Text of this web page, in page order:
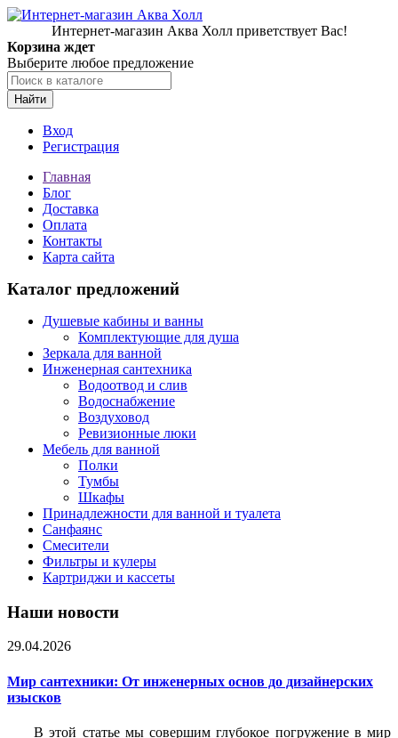
Интернет-магазин Аква Холл приветствует Вас!
Корзина ждет
Выберите любое предложение
Найти
Вход
Регистрация
Главная
Блог
Доставка
Оплата
Контакты
Карта сайта
Каталог предложений
Душевые кабины и ванны
Комплектующие для душа
Зеркала для ванной
Инженерная сантехника
Водоотвод и слив
Водоснабжение
Воздуховод
Ревизионные люки
Мебель для ванной
Полки
Тумбы
Шкафы
Принадлежности для ванной и туалета
Санфаянс
Смесители
Фильтры и кулеры
Картриджи и кассеты
Наши новости
29.04.2026
Мир сантехники: От инженерных основ до дизайнерских
изысков
В этой статье мы совершим глубокое погружение в мир